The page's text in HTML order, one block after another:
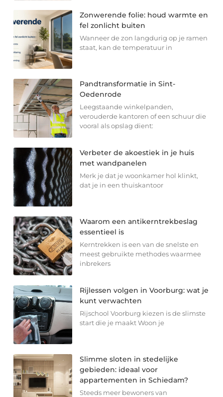
Zonwerende folie: houd warmte en
fel zonlicht buiten
Wanneer de zon langdurig op je ramen
staat, kan de temperatuur in
Pandtransformatie in Sint-
Oedenrode
Leegstaande winkelpanden,
verouderde kantoren of een schuur die
vooral als opslag dient:
Verbeter de akoestiek in je huis
met wandpanelen
Merk je dat je woonkamer hol klinkt,
dat je in een thuiskantoor
Waarom een antikerntrekbeslag
essentieel is
Kerntrekken is een van de snelste en
meest gebruikte methodes waarmee
inbrekers
Rijlessen volgen in Voorburg: wat je
kunt verwachten
Rijschool Voorburg kiezen is de slimste
start die je maakt Woon je
Slimme sloten in stedelijke
gebieden: ideaal voor
appartementen in Schiedam?
Steeds meer bewoners van